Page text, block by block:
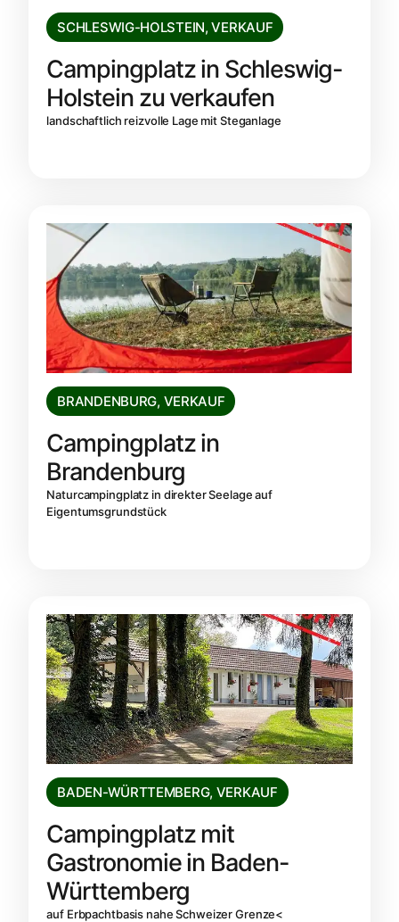
SCHLESWIG-HOLSTEIN,VERKAUF
Campingplatz in Schleswig-
Holstein zu verkaufen
landschaftlich reizvolle Lage mit Steganlage
BRANDENBURG, VERKAUF
Campingplatz in
Brandenburg
Naturcampingplatz in direkter Seelage auf
Eigentumsgrundstück
BADEN-WÜRTTEMBERG, VERKAUF
Campingplatz mit
Gastronomie in Baden-
Württemberg
auf Erbpachtbasis nahe Schweizer Grenze<